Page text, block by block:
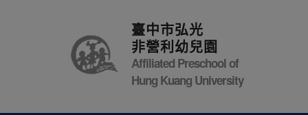
臺中市弘光
非營利幼兒園
Affiliated Preschool of
Hung Kuang University